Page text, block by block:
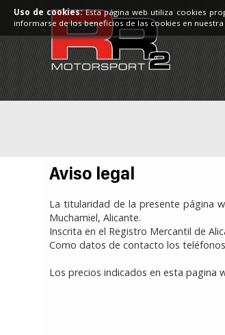
Aviso legal
La titularidad de la presente página
Muchamiel, Alicante.
Inscrita en el Registro Mercantil de
Como datos de contacto los
Los precios indicados en esta pagina
Uso de cookies:Esta página web utiliza cookies
informarse de los beneficios de las cookies en nuestra